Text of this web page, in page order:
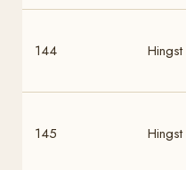
144 Hingst
145 Hingst